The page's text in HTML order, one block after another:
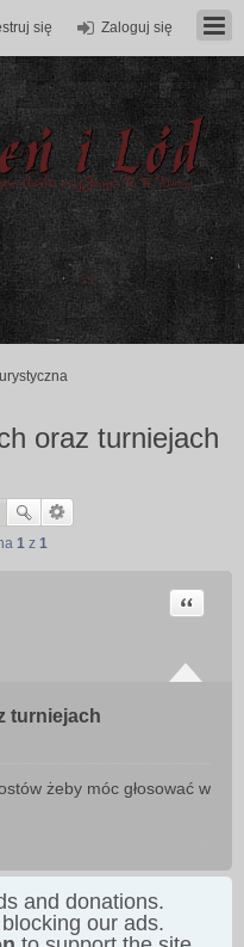
Zaloguj się
się
oraz turniejach
1 z 1
turniejach
Cytuj
żeby móc głosować w
and donations.
our ads.